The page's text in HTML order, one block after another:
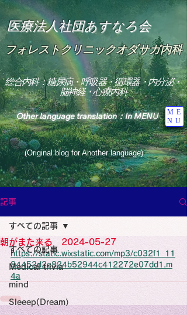
医療法人社団あすなろ会
フォレストクリニックオダサガ内科
Other language translation：In MENU
ME
NU
総合内科：糖尿病・呼吸器・循環器・内分泌・
脳神経・心療内科
(Original blog for Another language)
Heavens: Beyond the Universe: The World
the God of Light Resides"
尿病
経内科専門医
尿病
Wide Blog
性診療
Religion
記事
すべての記事
Medical trivia
mind
Sleeep(Dream）
すべての記事
朝がまた来る 2024-05-27
https://static.wixstatic.com/mp3/c032f1_11
84452d2e824b52944c412272e07dd1.m
4a